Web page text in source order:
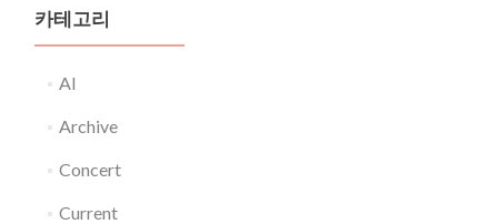
카테고리
AI
Archive
Concert
Current